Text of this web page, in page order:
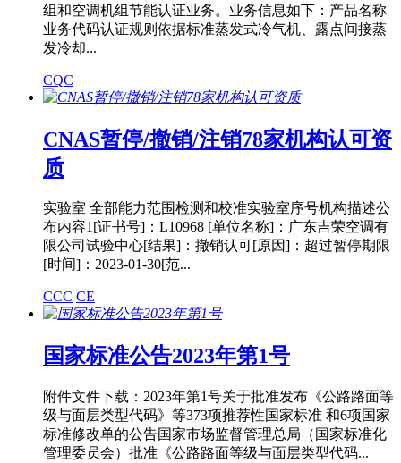
组和空调机组节能认证业务。业务信息如下：产品名称
业务代码认证规则依据标准蒸发式冷气机、露点间接蒸
发冷却...
CQC
CNAS暂停/撤销/注销78家机构认可资
质
实验室 全部能力范围检测和校准实验室序号机构描述公
布内容1[证书号]：L10968 [单位名称]：广东吉荣空调有
限公司试验中心[结果]：撤销认可[原因]：超过暂停期限
[时间]：2023-01-30[范...
CCC CE
国家标准公告2023年第1号
附件文件下载：2023年第1号关于批准发布《公路路面等
级与面层类型代码》等373项推荐性国家标准 和6项国家
标准修改单的公告国家市场监督管理总局（国家标准化
管理委员会）批准《公路路面等级与面层类型代码...